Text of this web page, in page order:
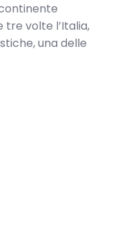
tre volte l’Italia,
una delle